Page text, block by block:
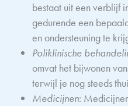
bestaat uit een verblijf
gedurende een
en ondersteuning te
Poliklinische
omvat het bijwonen
terwijl je nog steeds
Medicijnen: